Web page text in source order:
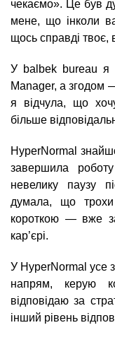
чекаємо». Це був
мене, що інколи
щось справді твоє,
У balbek bureau я
Manager, а згодом
я відчула, що
більше
HyperNormal
завершила
невелику паузу
думала, що
короткою — вже
кар’єрі.
У HyperNormal усе
напрям, керую
відповідаю за
інший рівень